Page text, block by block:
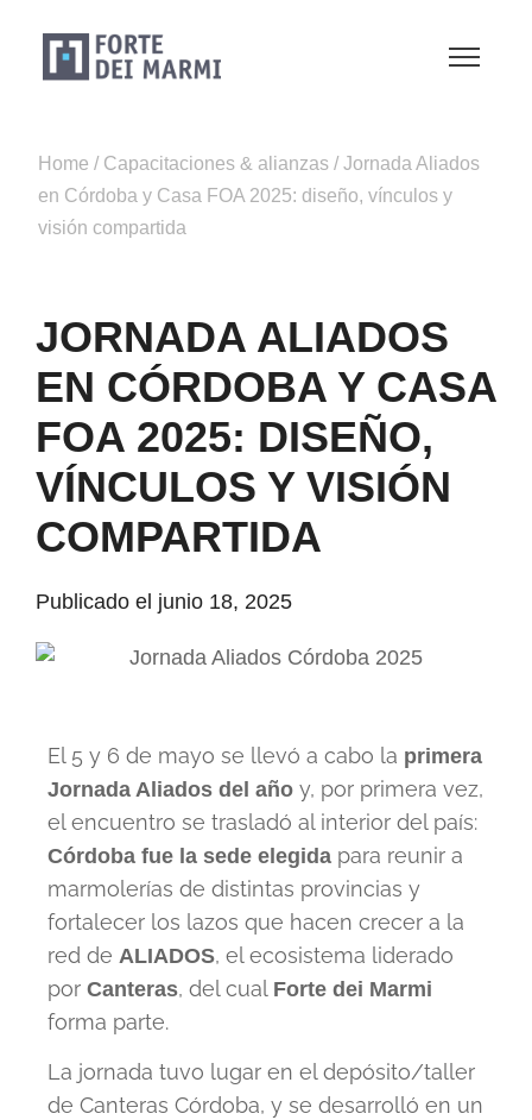
Home / Capacitaciones & alianzas /Jornada Aliados
en Córdoba y Casa FOA 2025: diseño, vínculos y
visión compartida
JORNADA ALIADOS
EN CÓRDOBA Y CASA
FOA 2025: DISEÑO,
VÍNCULOS Y VISIÓN
COMPARTIDA
Publicado el junio 18, 2025
El 5 y 6 de mayo se llevó a cabo la primera
Jornada Aliados del año y, por primera vez,
el encuentro se trasladó al interior del país:
Córdoba fue la sede elegida para reunir a
marmolerías de distintas provincias y
fortalecer los lazos que hacen crecer a la
red de ALIADOS, el ecosistema liderado
por Canteras, del cual Forte dei Marmi
forma parte.
La jornada tuvo lugar en el depósito/taller
de Canteras Córdoba, y se desarrolló en un